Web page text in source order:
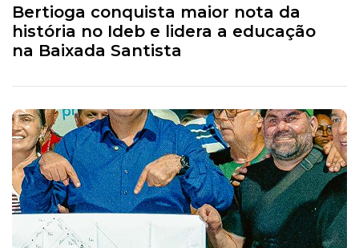
Bertioga conquista maior nota da
história no Ideb e lidera a educação
na Baixada Santista